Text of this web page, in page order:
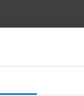
glazen legplateaus, een
gemakkelijk kunt
ervoor dat je
onderhoud.
4-